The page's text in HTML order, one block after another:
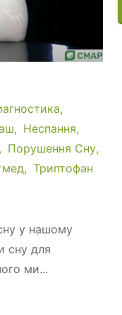
Неспання
Порушення Сну
Триптофан
у нашому
сну для
ми...